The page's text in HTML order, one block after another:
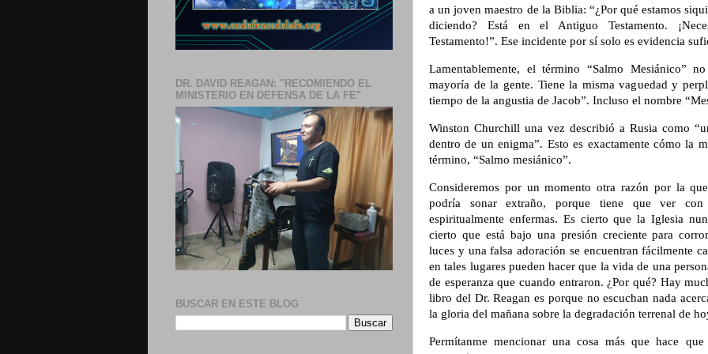
a un joven maestro de la Biblia: “¿Por qué estamos
diciendo? Está en el Antiguo Testamento.
Testamento!”. Ese incidente por sí solo es evidencia
Lamentablemente, el término “Salmo Mesiánico”
mayoría de la gente. Tiene la misma vaguedad y
tiempo de la angustia de Jacob”. Incluso el nombre
Winston Churchill una vez describió a Rusia como
dentro de un enigma”. Esto es exactamente cómo la
término, “Salmo mesiánico”.
Consideremos por un momento otra razón por la
podría sonar extraño, porque tiene que ver con
espiritualmente enfermas. Es cierto que la Iglesia
cierto que está bajo una presión creciente para
luces y una falsa adoración se encuentran fácilmente
en tales lugares pueden hacer que la vida de una
de esperanza que cuando entraron. ¿Por qué? Hay
libro del Dr. Reagan es porque no escuchan nada
la gloria del mañana sobre la degradación terrenal de
Permítanme mencionar una cosa más que hace
DR. DAVID REAGAN: "RECOMIENDO EL
MINISTERIO EN DEFENSA DE LA FE"
BUSCAR EN ESTE BLOG